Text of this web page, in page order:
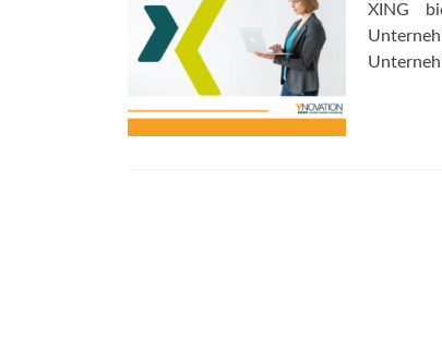
XING